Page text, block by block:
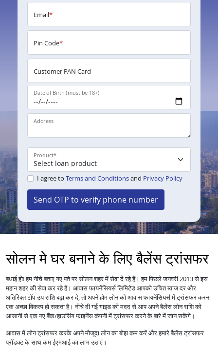
Email*
Pin Code*
Customer PAN Card
Date of Birth (must be 18+)
Address
Product*
I agree to Terms and Conditionsand Privacy Policy
Send OTP to verify phone number
सोलन मे घर बनाने के लिए बैलेंस ट्रांसफर
बधाई हो! हम नीचे बताए गए पते पर सोलन शहर में सेवा दे रहे हैं। हम पिछले जनवरी 2013 से इस
महान शहर की सेवा कर रहे हैं। आवास फायनेंसियर्स लिमिटेड आपको उचित ब्याज दर और
अतिरिक्त टॉप-उप राशि बढ़ा कर दे, तो अपने होम लोन को आवास फायनेंसियर्स में ट्रांसफर करना
एक अच्छा विकल्प हो सकता है। नीचे दी गई गाइड की मदद से आप अपने बैलेंस लोन राशि को
आसानी से एक नए बैंक/हाउसिंग फाइनेंस कंपनी में ट्रांसफर करने के बारे में जान सकेंगे।
आवास मेंलोनट्रांसफर करके अपने मौजूदा लोन का बोझ कम करें और हमारे बैलेंस ट्रांसफर
प्रॉडक्ट के साथ कम ईएमआई का लाभ उठाएं।